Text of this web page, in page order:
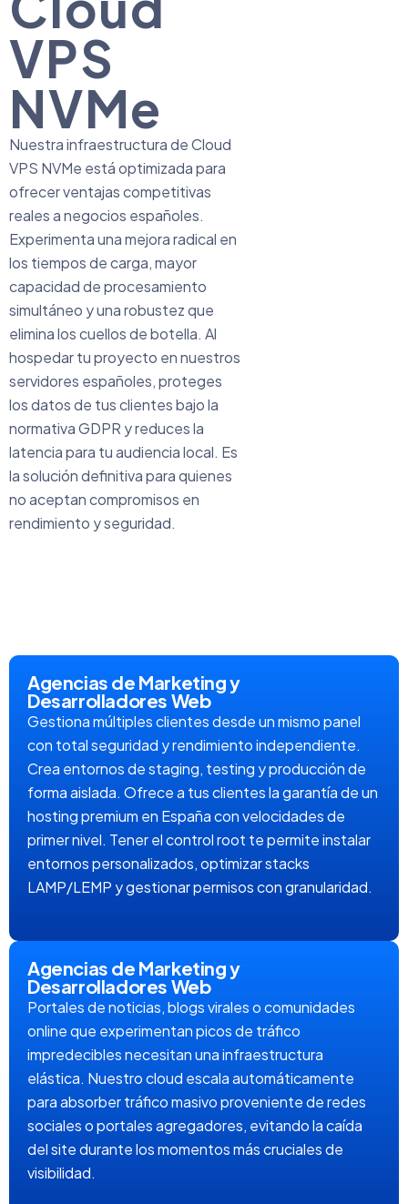
VPS
NVMe
Nuestra infraestructura de Cloud
VPS NVMe está optimizada para
ofrecer ventajas competitivas
reales a negocios españoles.
Experimenta una mejora radical en
los tiempos de carga, mayor
capacidad de procesamiento
simultáneo y una robustez que
elimina los cuellos de botella. Al
hospedar tu proyecto en nuestros
servidores españoles, proteges
los datos de tus clientes bajo la
normativa GDPR y reduces la
latencia para tu audiencia local. Es
la solución definitiva para quienes
no aceptan compromisos en
rendimiento y seguridad.
Agencias de Marketing y
Desarrolladores Web
Gestiona múltiples clientes desde un mismo panel
con total seguridad y rendimiento independiente.
Crea entornos de staging, testing y producción de
forma aislada. Ofrece a tus clientes la garantía de un
hosting premium en España con velocidades de
primer nivel. Tener el control root te permite instalar
entornos personalizados, optimizar stacks
LAMP/LEMP y gestionar permisos con granularidad.
Agencias de Marketing y
Desarrolladores Web
Portales de noticias, blogs virales o comunidades
online que experimentan picos de tráfico
impredecibles necesitan una infraestructura
elástica. Nuestro cloud escala automáticamente
para absorber tráfico masivo proveniente de redes
sociales o portales agregadores, evitando la caída
del site durante los momentos más cruciales de
visibilidad.